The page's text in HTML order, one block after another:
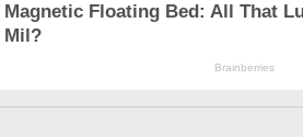
Magnetic Floating Bed: All That
Mil?
Brainberries